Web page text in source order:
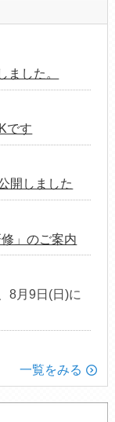
ました。
です
開しました
」のご案内
8月9日(日)に
一覧をみる